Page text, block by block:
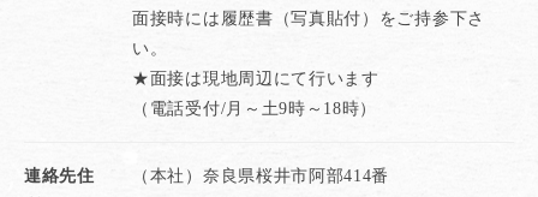
面接時には履歴書（写真貼付）をご持参下さ
い。
★面接は現地周辺にて行います
（電話受付/月～土9時～18時）
連絡先住
（本社）奈良県桜井市阿部414番